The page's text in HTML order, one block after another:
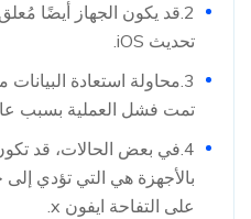
تحديث iOS.
تمت فشل العملية بسبب
4.في بعض الحالات، قد
بالأجهزة هي التي تؤدي
على التفاحة ايفون x.